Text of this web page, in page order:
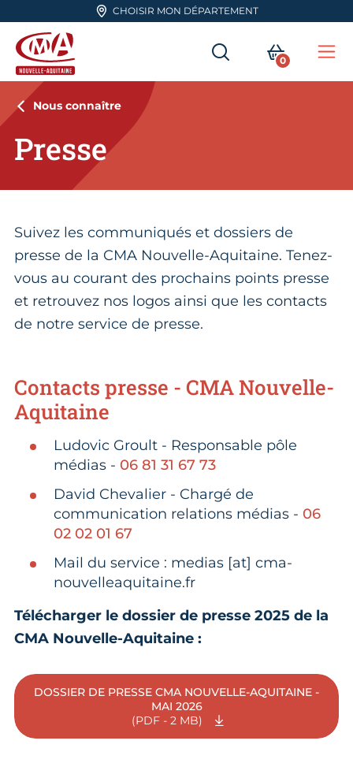
Aller en haut de pageCHOISIR MON DÉPARTEMENT
CMA Nouvelle-Aquitaine
RECHERCHER
MON
0
Nous connaître
Presse
Suivez les communiqués et dossiers de
presse de la CMA Nouvelle-Aquitaine. Tenez-
vous au courant des prochains points presse
et retrouvez nos logos ainsi que les contacts
de notre service de presse.
Contacts presse - CMA Nouvelle-
Aquitaine
Ludovic Groult - Responsable pôle
médias - 06 81 31 67 73
David Chevalier - Chargé de
communication relations médias - 06
02 02 01 67
Mail du service : medias [at] cma-
nouvelleaquitaine.fr
Télécharger le dossier de presse 2025 de la
CMA Nouvelle-Aquitaine :
DOSSIER DE PRESSE CMA NOUVELLE-AQUITAINE -
MAI 2026
(PDF - 2 MB)